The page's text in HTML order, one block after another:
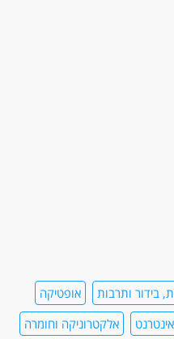
בידור ותרבות
אופטיקה
אינטרנט
אלקטרוניקה וחומרה